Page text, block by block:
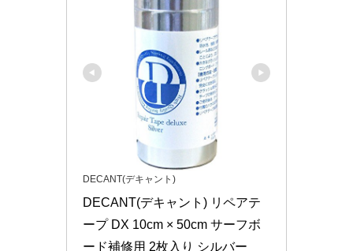
DECANT(デキャント)
DECANT(デキャント) リペアテ
ープ DX 10cm × 50cm サーフボ
ード補修用 2枚入り シルバー